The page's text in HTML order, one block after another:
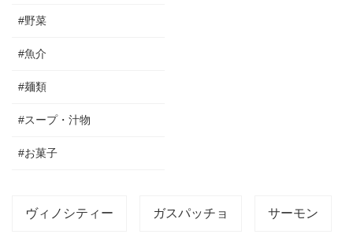
#野菜
#魚介
#麺類
#スープ・汁物
#お菓子
ヴィノシティー ガスパッチョ サーモン